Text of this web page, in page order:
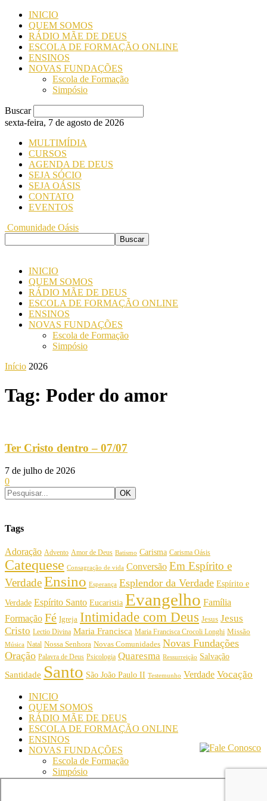
INICIO
QUEM SOMOS
RÁDIO MÃE DE DEUS
ESCOLA DE FORMAÇÃO ONLINE
ENSINOS
NOVAS FUNDAÇÕES
Escola de Formação
Simpósio
Buscar
sexta-feira, 7 de agosto de 2026
MULTIMÍDIA
CURSOS
AGENDA DE DEUS
SEJA SÓCIO
SEJA OÁSIS
CONTATO
EVENTOS
Comunidade Oásis
INICIO
QUEM SOMOS
RÁDIO MÃE DE DEUS
ESCOLA DE FORMAÇÃO ONLINE
ENSINOS
NOVAS FUNDAÇÕES
Escola de Formação
Simpósio
Início 2026
Tag: Poder do amor
Ter Cristo dentro – 07/07
7 de julho de 2026
0
Tags
Adoração Advento Amor de Deus Batismo Carisma Carisma Oásis
Catequese Consagração de vida Conversão Em Espírito e
VerdadeEnsino Esperança Esplendor da Verdade Espírito e
Verdade Espírito Santo Eucaristia Evangelho Família
Formação Fé Igreja Intimidade com Deus Jesus Jesus
Cristo Lectio Divina Maria Francisca Maria Francisca Crocoli Longhi Missão
Música Natal Nossa Senhora Novas Comunidades Novas Fundações
Oração Palavra de Deus Psicologia Quaresma Ressurreição Salvação
Santidade Santo São João Paulo II Testemunho Verdade Vocação
INICIO
QUEM SOMOS
RÁDIO MÃE DE DEUS
ESCOLA DE FORMAÇÃO ONLINE
ENSINOS
NOVAS FUNDAÇÕES
Escola de Formação
Simpósio